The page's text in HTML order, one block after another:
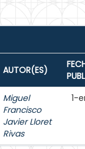
AUTOR(ES)
Miguel
Francisco
Javier Lloret
Rivas
1-